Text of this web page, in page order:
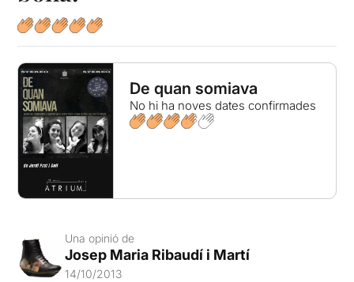
De quan somiava
No hi ha noves dates confirmades
Una opinió de
Josep Maria Ribaudí i Martí
14/10/2013